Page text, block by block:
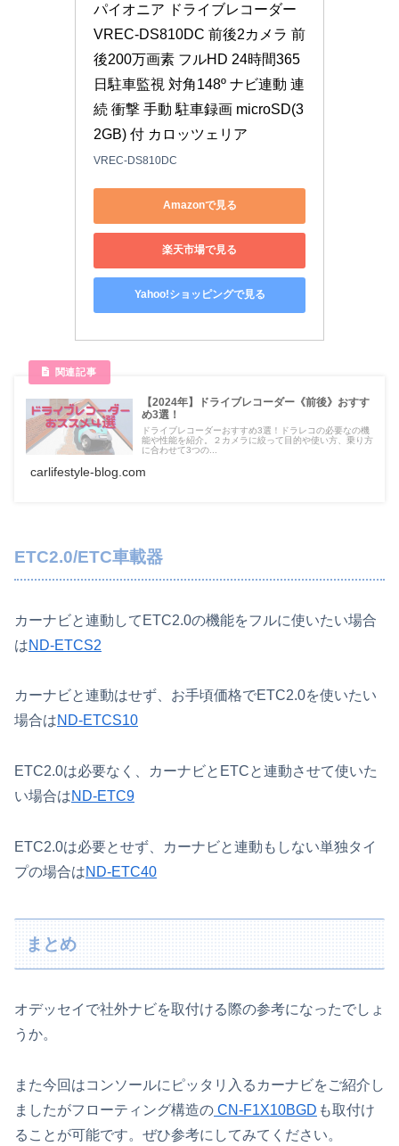
パイオニア ドライブレコーダー
VREC-DS810DC 前後2カメラ 前
後200万画素 フルHD 24時間365
日駐車監視 対角148º ナビ連動 連
続 衝撃 手動 駐車録画 microSD(3
2GB) 付 カロッツェリア
VREC-DS810DC
Amazonで見る
楽天市場で見る
Yahoo!ショッピングで見る
【2024年】ドライブレコーダー《前後》おすす
め3選！
ドライブレコーダーおすすめ3選！ドラレコの必要なの機
能や性能を紹介。２カメラに絞って目的や使い方、乗り方
に合わせて3つの...
carlifestyle-blog.com
ETC2.0/ETC車載器
カーナビと連動してETC2.0の機能をフルに使いたい場合
はND-ETCS2
カーナビと連動はせず、お手頃価格でETC2.0を使いたい
場合はND-ETCS10
ETC2.0は必要なく、カーナビとETCと連動させて使いた
い場合はND-ETC9
ETC2.0は必要とせず、カーナビと連動もしない単独タイ
プの場合はND-ETC40
まとめ
オデッセイで社外ナビを取付ける際の参考になったでしょ
うか。
また今回はコンソールにピッタリ入るカーナビをご紹介し
ましたがフローティング構造の CN-F1X10BGD も取付け
ることが可能です。ぜひ参考にしてみてください。